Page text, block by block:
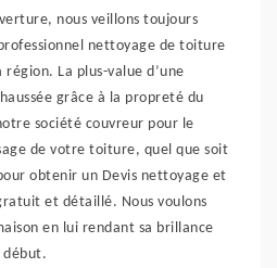
nous veillons toujours
nettoyage de toiture
La plus-value d’une
grâce à la propreté du
société couvreur pour le
de votre toiture, quel que soit
obtenir un Devis nettoyage et
et détaillé. Nous voulons
en lui rendant sa brillance
début.